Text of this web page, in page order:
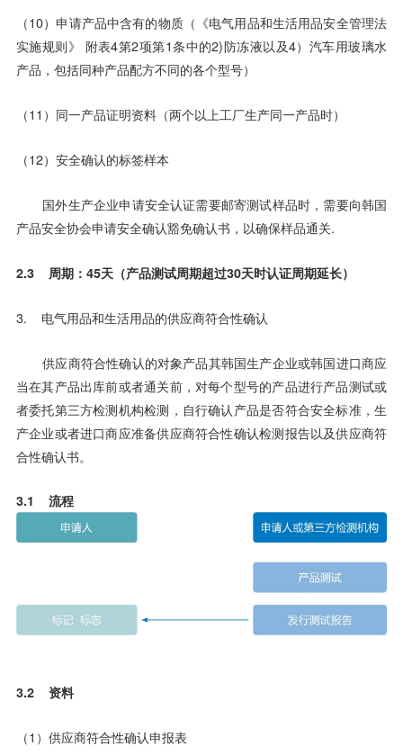
（10）申请产品中含有的物质（《电气用品和生活用品安全管理法
实施规则》 附表4第2项第1条中的2)防冻液以及4）汽车用玻璃水
产品，包括同种产品配方不同的各个型号）
（11）同一产品证明资料（两个以上工厂生产同一产品时）
（12）安全确认的标签样本
国外生产企业申请安全认证需要邮寄测试样品时，需要向韩国
产品安全协会申请安全确认豁免确认书，以确保样品通关.
2.3 周期：45天（产品测试周期超过30天时认证周期延长）
3. 电气用品和生活用品的供应商符合性确认
供应商符合性确认的对象产品其韩国生产企业或韩国进口商应
当在其产品出库前或者通关前，对每个型号的产品进行产品测试或
者委托第三方检测机构检测，自行确认产品是否符合安全标准，生
产企业或者进口商应准备供应商符合性确认检测报告以及供应商符
合性确认书。
3.1 流程
3.2 资料
（1）供应商符合性确认申报表